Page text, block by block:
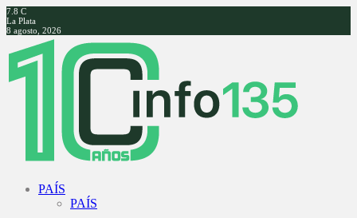
7.8 C
La Plata
8 agosto, 2026
Facebook
Twitter
Instagram
Youtube
PAÍS
PAÍS